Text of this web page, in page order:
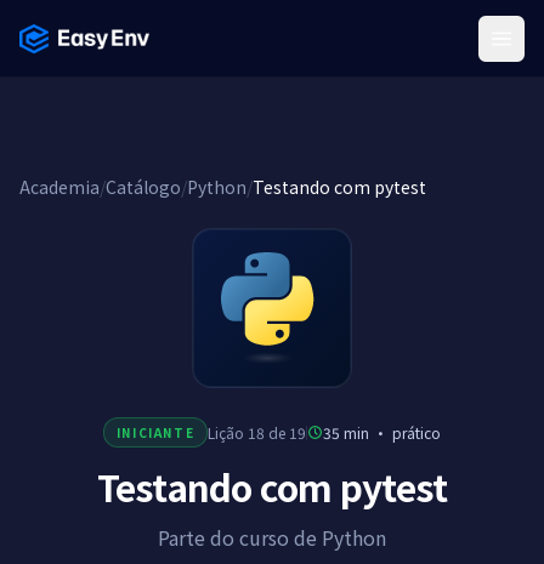
Academia/Catálogo/Python/Testando com pytest
INICIANTE Lição 18 de 19 35 min ·prático
Testando com pytest
Parte do curso de Python